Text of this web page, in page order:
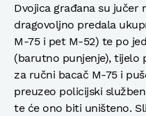
Dvojica građana su jučer
dragovoljno predala
M-75 i pet M-52) te po
(barutno punjenje), tijelo
za ručni bacač M-75 i
preuzeo policijski
te će ono biti uništeno.